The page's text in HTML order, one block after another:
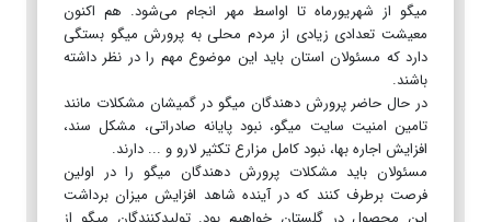
میگو از شهریورماه تا اواسط مهر انجام می‌شود. هم اکنون
معیشت تعدادی زیادی از مردم محلی به پرورش میگو بستگی
دارد که مسئولان استان باید این موضوع مهم را در نظر داشته
باشند.
در حال حاضر پرورش دهندگان میگو در گمیشان مشکلات مانند
تامین امنیت سایت میگو، نبود پایانه صادراتی، مشکل سند،
افزایش اجاره بها، نبود کامل مزارع تکثیر لارو و ... دارند.
مسئولان باید مشکلات پرورش دهندگان میگو را در اولین
فرصت برطرف کنند که در آینده شاهد افزایش میزان برداشت